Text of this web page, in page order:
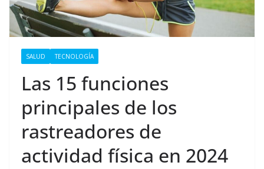
SALUD TECNOLOGÍA
Las 15 funciones
principales de los
rastreadores de
actividad física en 2024